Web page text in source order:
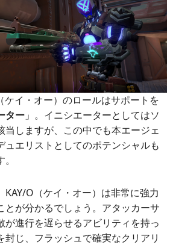
ケイ・オー）のロールはサポートを
ター 」。イニシエーターとしてはソ
当しますが、この中でも本エージェ
ュエリストとしてのポテンシャルも
KAY/O（ケイ・オー）は非常に強力
とが分かるでしょう。アタッカーサ
が進行を遅らせるアビリティを持っ
封じ、フラッシュで確実なクリアリ